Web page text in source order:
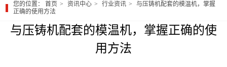
您的位置：首页 资讯中心 行业资讯
与压铸机配套的模温机，掌握
正确的使用方法
与压铸机配套的模温机，掌握正确的使
用方法